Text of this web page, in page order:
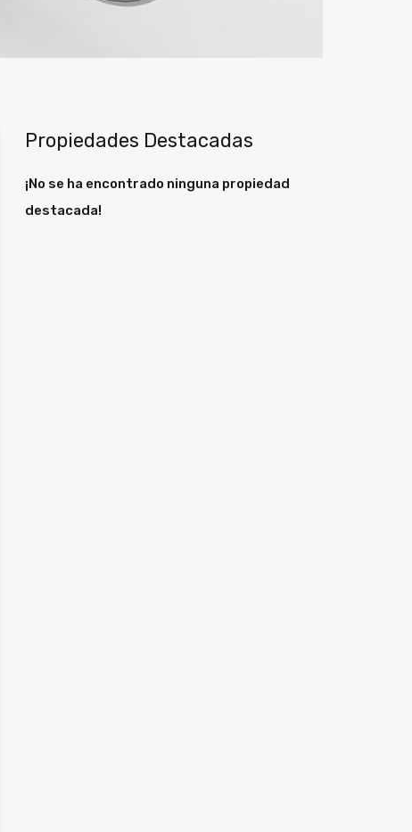
Propiedades Destacadas
¡No se ha encontrado ninguna propiedad
destacada!